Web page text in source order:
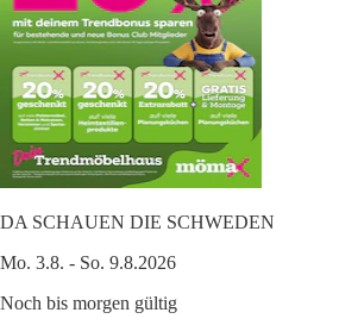
DA SCHAUEN DIE SCHWEDEN
Mo. 3.8. - So. 9.8.2026
Noch bis morgen gültig